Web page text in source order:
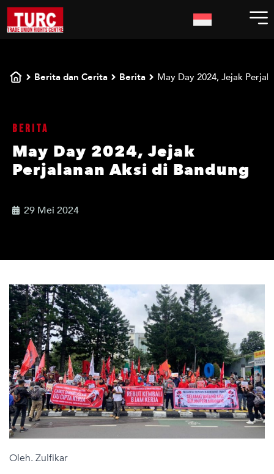
Berita dan Cerita Berita May Day 2024, Jejak
Berita
May Day 2024, Jejak
Perjalanan Aksi di Bandung
29 Mei 2024
Oleh. Zulfikar